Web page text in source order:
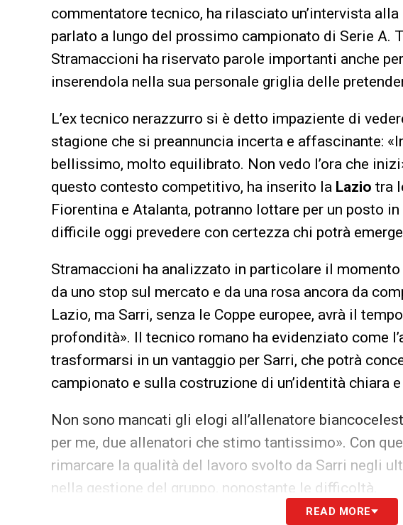
commentatore tecnico, ha rilasciato un’intervista alla
parlato a lungo del prossimo campionato di Serie A.
Stramaccioni ha riservato parole importanti anche
inserendola nella sua personale griglia delle
L’ex tecnico nerazzurro si è detto impaziente di
stagione che si preannuncia incerta e affascinante:
bellissimo, molto equilibrato. Non vedo l’ora che
questo contesto competitivo, ha inserito la Lazio tra
Fiorentina e Atalanta, potranno lottare per un posto
difficile oggi prevedere con certezza chi potrà
Stramaccioni ha analizzato in particolare il
da uno stop sul mercato e da una rosa ancora da
Lazio, ma Sarri, senza le Coppe europee, avrà il
profondità». Il tecnico romano ha evidenziato come
trasformarsi in un vantaggio per Sarri, che potrà
campionato e sulla costruzione di un’identità chiara
Non sono mancati gli elogi all’allenatore
per me, due allenatori che stimo tantissimo». Con
rimarcare la qualità del lavoro svolto da Sarri negli
nella gestione del gruppo, nonostante le difficoltà.
READ MORE